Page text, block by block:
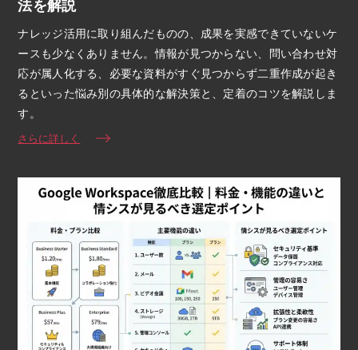
法を解説
ナレッジ活用に取り組んだものの、成果を実感できていないケ
ースも少なくありません。情報が見つからない、問い合わせ対
応が属人化する、必要な資料がすぐ見つからず二重作成が起き
るといった悩み別の具体的な解決策と、定着のコツを解説しま
す。
さらに詳しく